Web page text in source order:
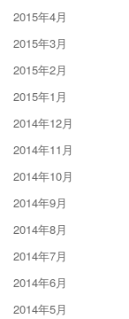
2015年4月
2015年3月
2015年2月
2015年1月
2014年12月
2014年11月
2014年10月
2014年9月
2014年8月
2014年7月
2014年6月
2014年5月